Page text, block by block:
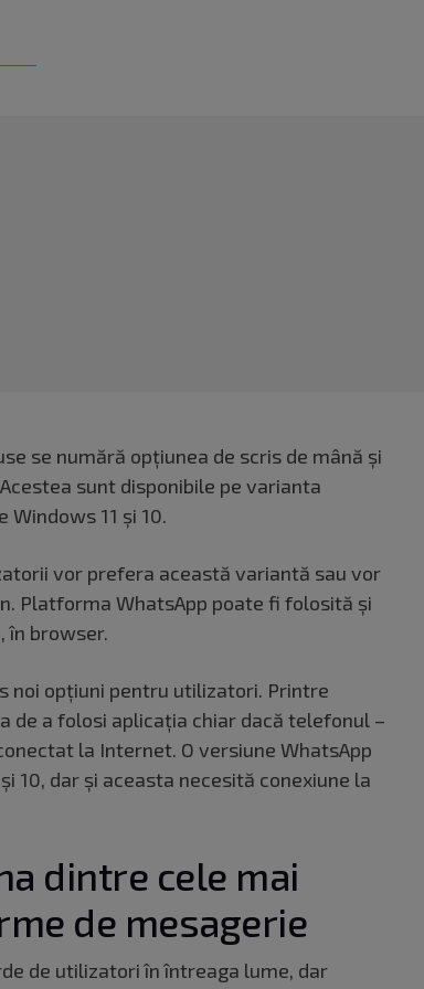
se numără opțiunea de scris de mână și
sunt disponibile pe varianta
Windows 11 și 10.
vor prefera această variantă sau vor
Platforma WhatsApp poate fi folosită și
în browser.
noi opțiuni pentru utilizatori. Printre
de a folosi aplicația chiar dacă telefonul –
la Internet. O versiune WhatsApp
10, dar și aceasta necesită conexiune la
dintre cele mai
de mesagerie
de utilizatori în întreaga lume, dar